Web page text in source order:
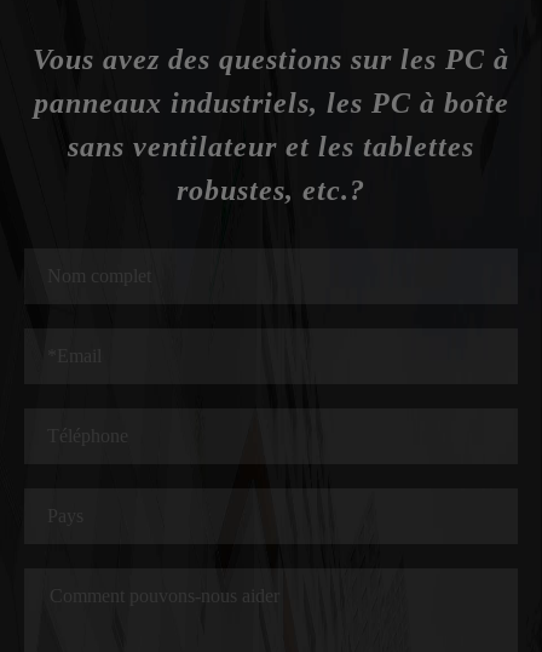
Vous avez des questions sur les PC à
panneaux industriels, les PC à boîte
sans ventilateur et les tablettes
robustes, etc.?